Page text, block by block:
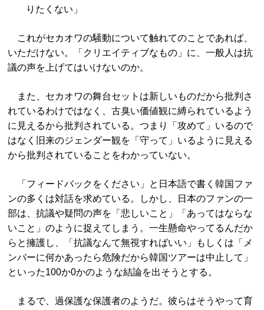
りたくない」
これがセカオワの騒動について触れてのことであれば、
いただけない。「クリエイティブなもの」に、一般人は抗
議の声を上げてはいけないのか。
また、セカオワの舞台セットは新しいものだから批判さ
れているわけではなく、古臭い価値観に縛られているよう
に見えるから批判されている。つまり「攻めて」いるので
はなく旧来のジェンダー観を「守って」いるように見える
から批判されていることをわかっていない。
「フィードバックをください」と日本語で書く韓国ファ
ンの多くは対話を求めている。しかし、日本のファンの一
部は、抗議や疑問の声を「悲しいこと」「あってはならな
いこと」のように捉えてしまう。一生懸命やってるんだか
らと擁護し、「抗議なんて無視すればいい」もしくは「メ
ンバーに何かあったら危険だから韓国ツアーは中止して」
といった100か0かのような結論を出そうとする。
まるで、過保護な保護者のようだ。彼らはそうやって育